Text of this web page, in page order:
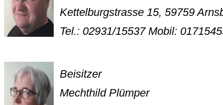
Kettelburgstrasse 15, 59759
Tel.: 02931/15537 Mobil:
Beisitzer
Mechthild Plümper